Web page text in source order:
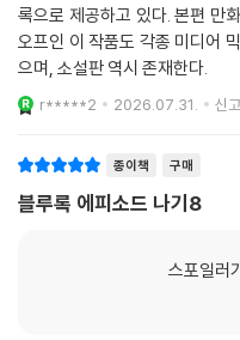
블루록 에피소드 나기편 8권으
록으로 제공하고 있다. 본편 만
오프인 이 작품도 각종 미디어
으며, 소설판 역시 존재한다.
구매
스포일러